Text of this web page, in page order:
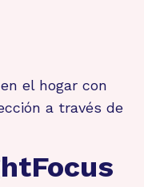
el hogar con
a través de